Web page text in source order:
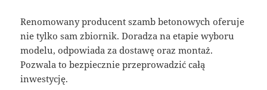
Renomowany producent szamb betonowych oferuje
nie tylko sam zbiornik. Doradza na etapie wyboru
modelu, odpowiada za dostawę oraz montaż.
Pozwala to bezpiecznie przeprowadzić całą
inwestycję.